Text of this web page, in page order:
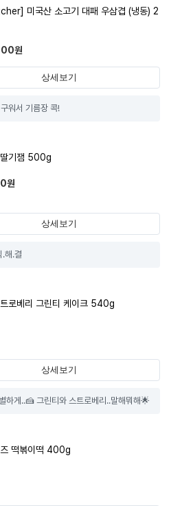
미국산 소고기 대패 우삼겹 (냉동) 2
원
상세보기
워서 기름장 콕!
기잼 500g
원
상세보기
.해.결
로베리 그린티 케이크 540g
상세보기
하게..🍰 그린티와 스트로베리..말해뭐해🌟
떡볶이떡 400g